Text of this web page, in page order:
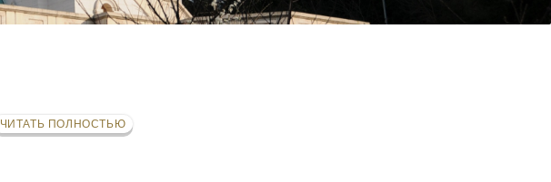
ЧИТАТЬ ПОЛНОСТЬЮ